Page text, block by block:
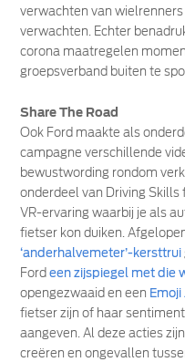
verwachten van
verwachten. Echter
corona maatregelen
groepsverband buiten te
Share The Road
Ook Ford maakte als
campagne verschillende
bewustwording rondom
onderdeel van Driving
VR-ervaring waarbij je als
fietser kon duiken.
‘anderhalvemeter’-kersttrui
Fordeen zijspiegel met die
opengezwaaid en een Emoji
fietser zijn of haar
aangeven. Al deze acties
creëren en ongevallen